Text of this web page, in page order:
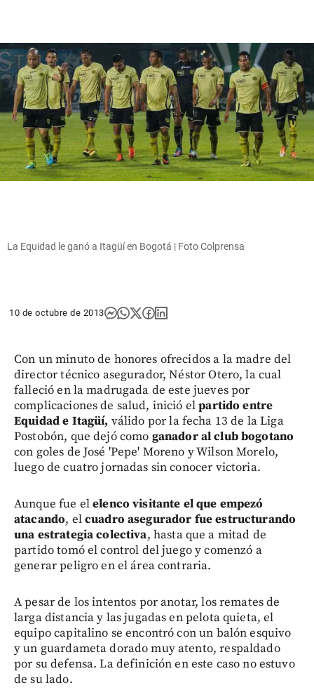
La Equidad le ganó a Itagüí en Bogotá | Foto Colprensa
10 de octubre de 2013
Con un minuto de honores ofrecidos a la madre del
director técnico asegurador, Néstor Otero, la cual
falleció en la madrugada de este jueves por
complicaciones de salud, inició elpartido entre
Equidad e Itagüí, válido por la fecha 13 de la Liga
Postobón, que dejó como ganador al club bogotano
con goles de José 'Pepe' Moreno y Wilson Morelo,
luego de cuatro jornadas sin conocer victoria.
Aunque fue elelenco visitante el que empezó
atacando, elcuadro asegurador fue estructurando
una estrategia colectiva, hasta que a mitad de
partido tomó el control del juego y comenzó a
generar peligro en el área contraria.
A pesar de los intentos por anotar, los remates de
larga distancia y las jugadas en pelota quieta, el
equipo capitalino se encontró con un balón esquivo
y un guardameta dorado muy atento, respaldado
por su defensa. La definición en este caso no estuvo
de su lado.